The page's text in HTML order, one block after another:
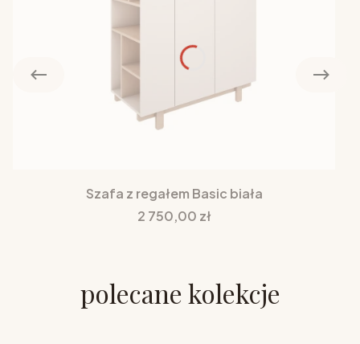
Szafa z regałem Basic biała
Cena
2 750,00 zł
polecane kolekcje